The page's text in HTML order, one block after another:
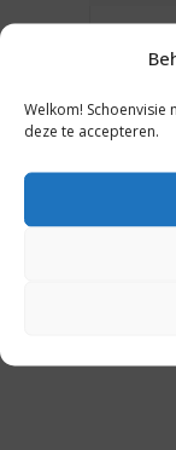
Welkom! Schoenvisie
deze te accepteren.